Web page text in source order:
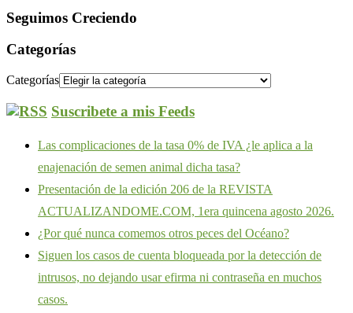
Seguimos Creciendo
Categorías
Categorías
Suscribete a mis Feeds
Las complicaciones de la tasa 0% de IVA ¿le aplica a la
enajenación de semen animal dicha tasa?
Presentación de la edición 206 de la REVISTA
ACTUALIZANDOME.COM, 1era quincena agosto 2026.
¿Por qué nunca comemos otros peces del Océano?
Siguen los casos de cuenta bloqueada por la detección de
intrusos, no dejando usar efirma ni contraseña en muchos
casos.